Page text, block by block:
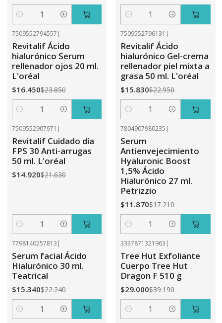
Cantidad Cantidad
7509552794557 |
Revitalif Ácido
hialurónico Serum
rellenador ojos 20 ml.
L'oréal
$16.450$23.850
Cantidad
7509552796131 |
Revitalif Ácido
hialurónico Gel-crema
rellenador piel mixta a
grasa 50 ml. L'oréal
$15.830$22.950
Cantidad
7509552907971 |
Revitalif Cuidado día
FPS 30 Anti-arrugas
50 ml. L'oréal
$14.920$21.630
Cantidad
7804907980235 |
Serum
Antienvejecimiento
Hyaluronic Boost
1,5% Ácido
Hialurónico 27 ml.
Petrizzio
$11.870$17.210
Cantidad
7798140257813 |
Serum facial Ácido
Hialurónico 30 ml.
Teatrical
$15.340$22.240
Cantidad
3337871321963 |
Tree Hut Exfoliante
Cuerpo Tree Hut
Dragon F 510 g
$29.000$39.190
Cantidad